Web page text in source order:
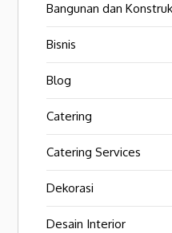
Bangunan dan
Bisnis
Blog
Catering
Catering Services
Dekorasi
Desain Interior